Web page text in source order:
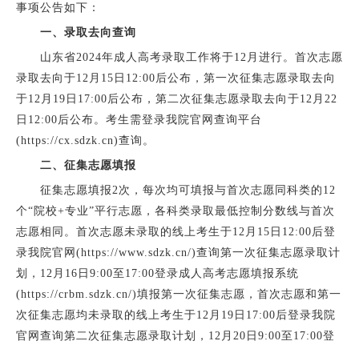
事项公告如下：
一、录取去向查询
山东省2024年成人高考录取工作将于12月进行。首次志愿
录取去向于12月15日12:00后公布，第一次征集志愿录取去向
于12月19日17:00后公布，第二次征集志愿录取去向于12月22
日12:00后公布。考生需登录我院官网查询平台
(https://cx.sdzk.cn)查询。
二、征集志愿填报
征集志愿填报2次，每次均可填报与首次志愿同科类的12
个“院校+专业”平行志愿，各科类录取最低控制分数线与首次
志愿相同。首次志愿未录取的线上考生于12月15日12:00后登
录我院官网(https://www.sdzk.cn/)查询第一次征集志愿录取计
划，12月16日9:00至17:00登录成人高考志愿填报系统
(https://crbm.sdzk.cn/)填报第一次征集志愿，首次志愿和第一
次征集志愿均未录取的线上考生于12月19日17:00后登录我院
官网查询第二次征集志愿录取计划，12月20日9:00至17:00登